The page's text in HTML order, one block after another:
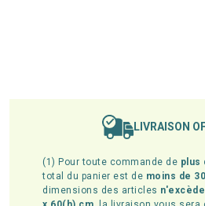
LIVRAISON
(1) Pour toute commande de plus
total du panier est de moins de
dimensions des articles